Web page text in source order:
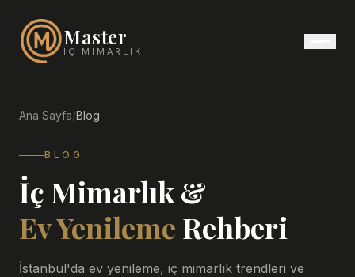
Master
İÇ MIMARLIK
Ana Sayfa/Blog
BLOG
İç Mimarlık &
Ev Yenileme Rehberi
İstanbul'da ev yenileme, iç mimarlık trendleri ve